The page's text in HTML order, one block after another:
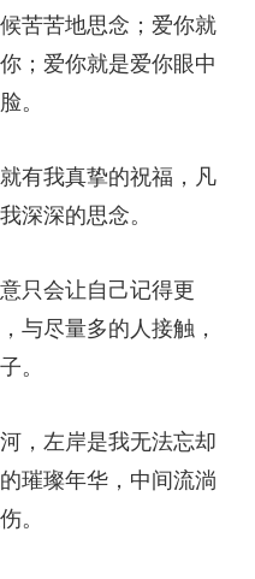
苦苦地思念；爱你就
；爱你就是爱你眼中
。
有我真挚的祝福，凡
深深的思念。
只会让自己记得更
与尽量多的人接触，
。
，左岸是我无法忘却
璀璨年华，中间流淌
。